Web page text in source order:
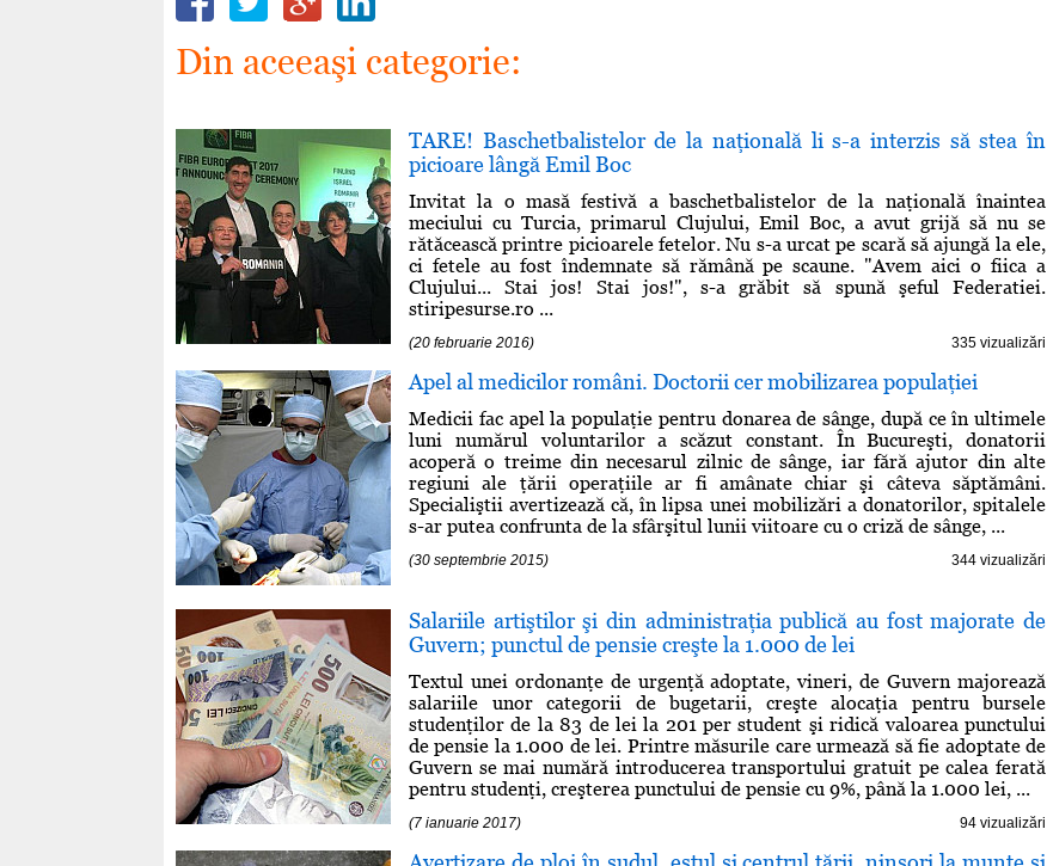
Din aceeaşi categorie:
TARE! Baschetbalistelor de la naţională li s-a interzis să stea în
picioare lângă Emil Boc
Invitat la o masă festivă a baschetbalistelor de la naţională înaintea
meciului cu Turcia, primarul Clujului, Emil Boc, a avut grijă să nu se
rătăcească printre picioarele fetelor. Nu s-a urcat pe scară să ajungă la ele,
ci fetele au fost îndemnate să rămână pe scaune. "Avem aici o fiica a
Clujului... Stai jos! Stai jos!", s-a grăbit să spună şeful Federatiei.
stiripesurse.ro ...
(20 februarie 2016) 335 vizualizări
Apel al medicilor români. Doctorii cer mobilizarea populaţiei
Medicii fac apel la populaţie pentru donarea de sânge, după ce în ultimele
luni numărul voluntarilor a scăzut constant. În Bucureşti, donatorii
acoperă o treime din necesarul zilnic de sânge, iar fără ajutor din alte
regiuni ale ţării operaţiile ar fi amânate chiar şi câteva săptămâni.
Specialiştii avertizează că, în lipsa unei mobilizări a donatorilor, spitalele
s-ar putea confrunta de la sfârşitul lunii viitoare cu o criză de sânge, ...
(30 septembrie 2015) 344 vizualizări
Salariile artiştilor şi din administraţia publică au fost majorate de
Guvern; punctul de pensie creşte la 1.000 de lei
Textul unei ordonanţe de urgenţă adoptate, vineri, de Guvern majorează
salariile unor categorii de bugetarii, creşte alocaţia pentru bursele
studenţilor de la 83 de lei la 201 per student şi ridică valoarea punctului
de pensie la 1.000 de lei. Printre măsurile care urmează să fie adoptate de
Guvern se mai numără introducerea transportului gratuit pe calea ferată
pentru studenţi, creşterea punctului de pensie cu 9%, până la 1.000 lei, ...
(7 ianuarie 2017) 94 vizualizări